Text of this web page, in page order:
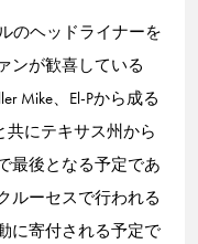
のヘッドライナーを
ンが歓喜している
Mike、El-Pから成る
共にテキサス州から
最後となる予定であ
ルーセスで行われる
に寄付される予定で